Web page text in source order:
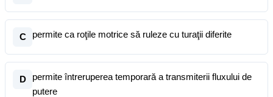
C permite ca roţile motrice să ruleze cu turaţii diferite
D
permite întreruperea temporară a transmiterii fluxului de
putere